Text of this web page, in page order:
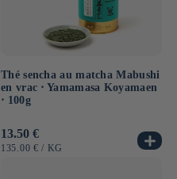
Thé sencha au matcha Mabushi
en vrac ⋅ Yamamasa Koyamaen
⋅ 100g
Prix
habituel
13.50 €
PRIX
135.00 € / PAR
KG